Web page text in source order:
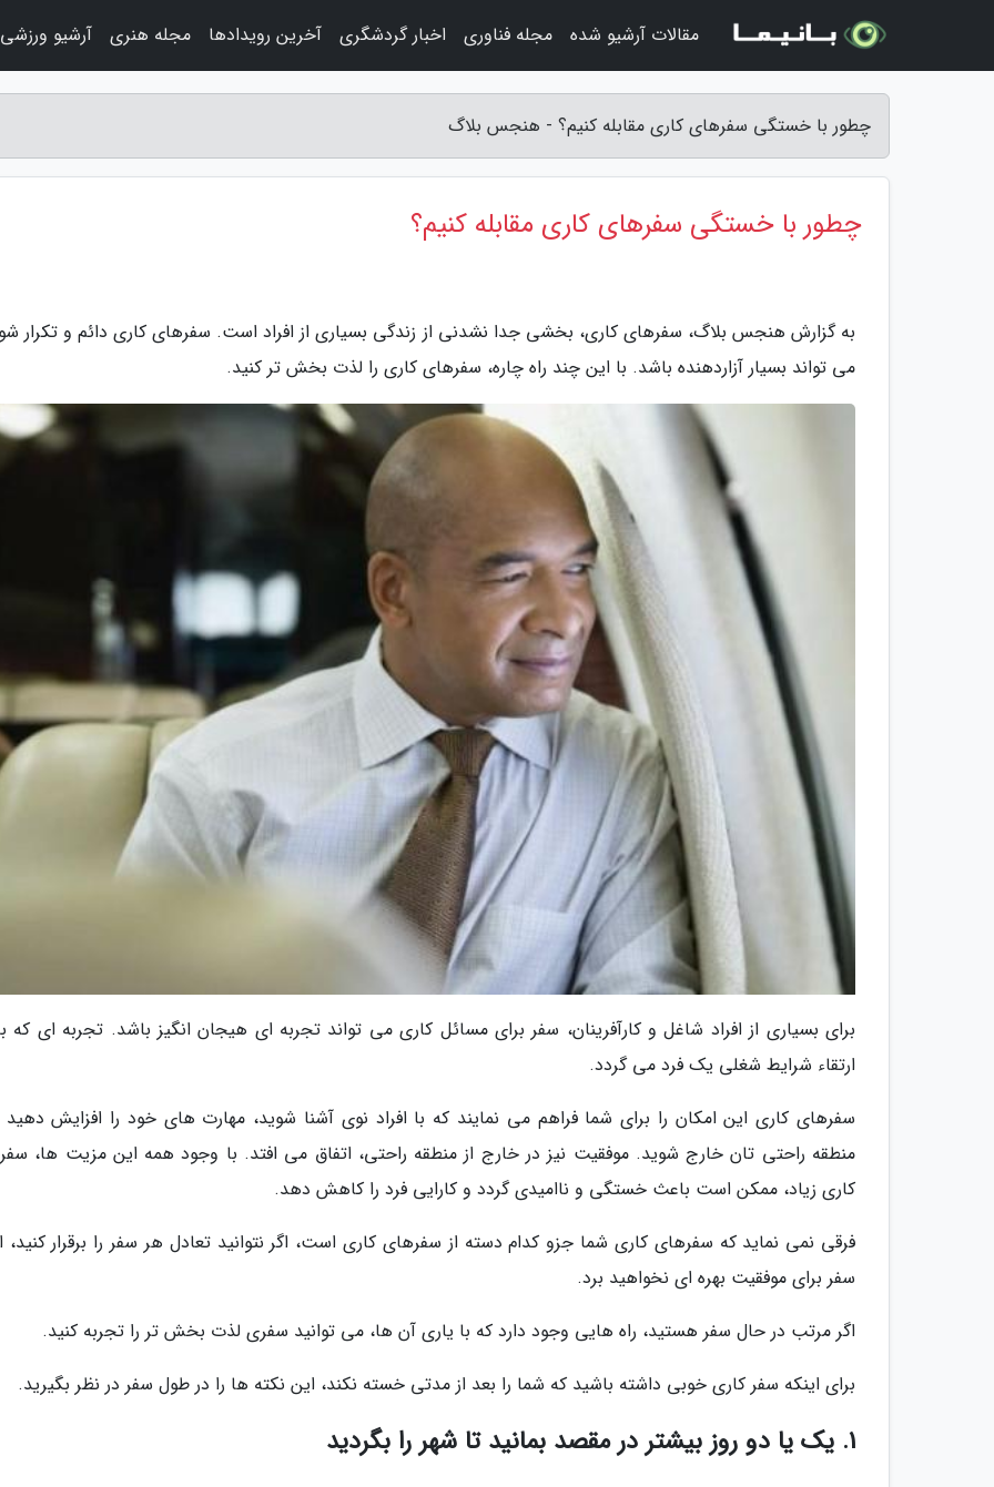
چطور با خستگی سفرهای کاری مقابله کنیم؟ - هنجس بلاگ
چطور با خستگی سفرهای کاری مقابله کنیم؟
به گزارش هنجس بلاگ، سفرهای کاری، بخشی جدا نشدنی از زندگی بسیاری از افراد است. سفرهای کاری دائم و تکرار
می تواند بسیار آزاردهنده باشد. با این چند راه چاره، سفرهای کاری را لذت بخش تر کنید.
برای بسیاری از افراد شاغل و کارآفرینان، سفر برای مسائل کاری می تواند تجربه ای هیجان انگیز باشد. تجربه ای که
ارتقاء شرایط شغلی یک فرد می گردد.
سفرهای کاری این امکان را برای شما فراهم می نمایند که با افراد نوی آشنا شوید، مهارت های خود را افزایش دهید
منطقه راحتی تان خارج شوید. موفقیت نیز در خارج از منطقه راحتی، اتفاق می افتد. با وجود همه این مزیت ها،
کاری زیاد، ممکن است باعث خستگی و ناامیدی گردد و کارایی فرد را کاهش دهد.
فرقی نمی نماید که سفرهای کاری شما جزو کدام دسته از سفرهای کاری است، اگر نتوانید تعادل هر سفر را برقرار کنید،
سفر برای موفقیت بهره ای نخواهید برد.
اگر مرتب در حال سفر هستید، راه هایی وجود دارد که با یاری آن ها، می توانید سفری لذت بخش تر را تجربه کنید.
برای اینکه سفر کاری خوبی داشته باشید که شما را بعد از مدتی خسته نکند، این نکته ها را در طول سفر در نظر بگیرید.
1. یک یا دو روز بیشتر در مقصد بمانید تا شهر را بگردید
مقالات آرشیو شده مجله فناوری اخبار گردشگری آخرین رویدادها مجله هنری آرشیو ورزشی